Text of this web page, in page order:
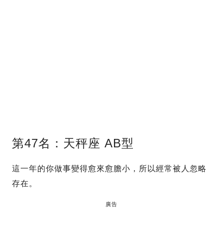
第47名：天秤座 AB型
這一年的你做事變得愈來愈膽小，所以經常被人忽略
存在。
廣告